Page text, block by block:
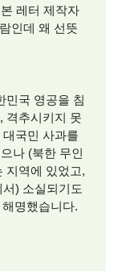
레터 제작자
인데 왜 선뜻
민국 영공을 침
격추시키지 못
국민 사과를
나 (북한 무인
지역에 있었고,
) 소실되기도
명했습니다.